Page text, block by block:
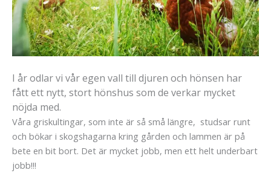
I år odlar vi vår egen vall till djuren och hönsen har
fått ett nytt, stort hönshus som de verkar mycket
nöjda med.
Våra griskultingar, som inte är så små längre, studsar runt
och bökar i skogshagarna kring gården och lammen är på
bete en bit bort. Det är mycket jobb, men ett helt underbart
jobb!!!